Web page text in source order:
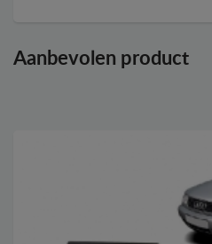
Aanbevolen product